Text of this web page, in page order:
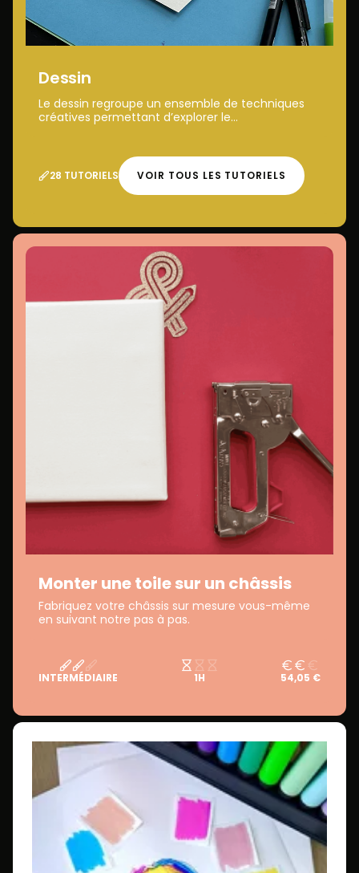
Dessin
Le dessin regroupe un ensemble de techniques
créatives permettant d’explorer le...
28 TUTORIELS VOIR TOUS LES TUTORIELS
Monter une toile sur un châssis
Fabriquez votre châssis sur mesure vous-même
en suivant notre pas à pas.
INTERMÉDIAIRE 1H 54,05 €